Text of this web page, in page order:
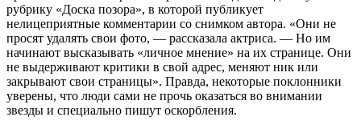
рубрику «Доска позора», в которой публикует
нелицеприятные комментарии со снимком автора. «Они не
просят удалять свои фото, — рассказала актриса. — Но им
начинают высказывать «личное мнение» на их странице. Они
не выдерживают критики в свой адрес, меняют ник или
закрывают свои страницы». Правда, некоторые поклонники
уверены, что люди сами не прочь оказаться во внимании
звезды и специально пишут оскорбления.